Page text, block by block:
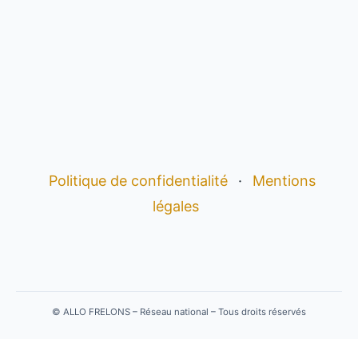
Politique de confidentialité ·
Mentions
légales
© ALLO FRELONS – Réseau national – Tous droits réservés